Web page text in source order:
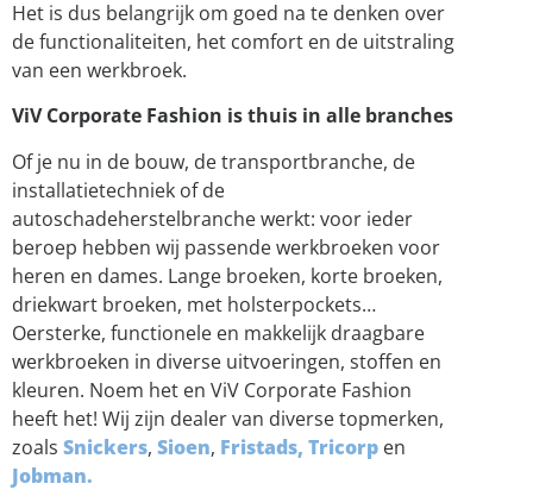
Het is dus belangrijk om goed na te denken over
de functionaliteiten, het comfort en de uitstraling
van een werkbroek.
ViV Corporate Fashion is thuis in alle branches
Of je nu in de bouw, de transportbranche, de
installatietechniek of de
autoschadeherstelbranche werkt: voor ieder
beroep hebben wij passende werkbroeken voor
heren en dames. Lange broeken, korte broeken,
driekwart broeken, met holsterpockets…
Oersterke, functionele en makkelijk draagbare
werkbroeken in diverse uitvoeringen, stoffen en
kleuren. Noem het en ViV Corporate Fashion
heeft het! Wij zijn dealer van diverse topmerken,
zoals Snickers, Sioen, Fristads, Tricorp en
Jobman.